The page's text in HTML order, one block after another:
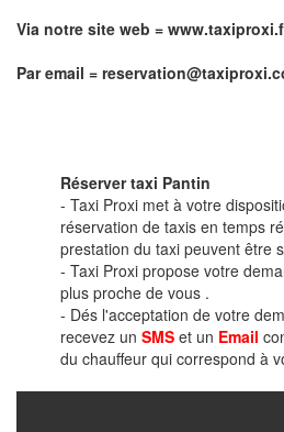
Via notre site web =
Par email =
Réserver taxi Pantin
- Taxi Proxi met à votre
réservation de taxis en temps
prestation du taxi peuvent être
- Taxi Proxi propose votre
plus proche de vous .
- Dés l'acceptation de votre
recevez un SMS et un Email
du chauffeur qui correspond à